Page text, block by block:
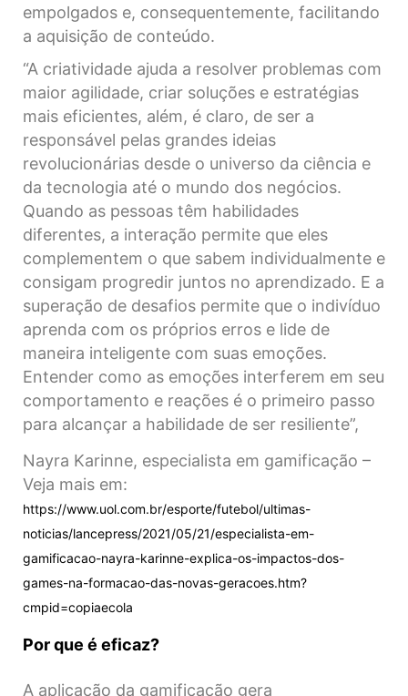
empolgados e, consequentemente, facilitando
a aquisição de conteúdo.
“A criatividade ajuda a resolver problemas com
maior agilidade, criar soluções e estratégias
mais eficientes, além, é claro, de ser a
responsável pelas grandes ideias
revolucionárias desde o universo da ciência e
da tecnologia até o mundo dos negócios.
Quando as pessoas têm habilidades
diferentes, a interação permite que eles
complementem o que sabem individualmente e
consigam progredir juntos no aprendizado. E a
superação de desafios permite que o indivíduo
aprenda com os próprios erros e lide de
maneira inteligente com suas emoções.
Entender como as emoções interferem em seu
comportamento e reações é o primeiro passo
para alcançar a habilidade de ser resiliente”,
Nayra Karinne, especialista em gamificação –
Veja mais em:
https://www.uol.com.br/esporte/futebol/ultimas-
noticias/lancepress/2021/05/21/especialista-em-
gamificacao-nayra-karinne-explica-os-impactos-dos-
games-na-formacao-das-novas-geracoes.htm?
cmpid=copiaecola
Por que é eficaz?
A aplicação da gamificação gera